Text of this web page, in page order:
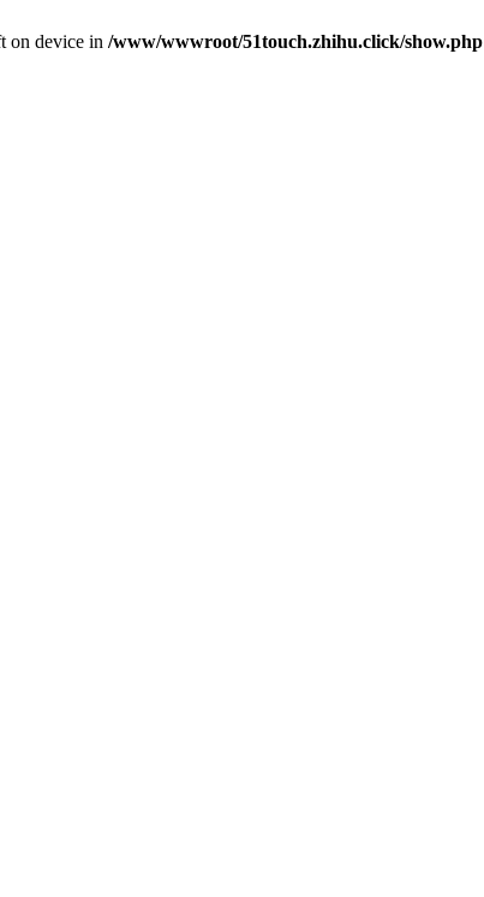
on device in /www/wwwroot/51touch.zhihu.click/show.php